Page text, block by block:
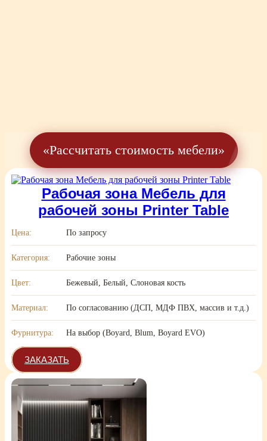
«Рассчитать стоимость мебели»
Рабочая зона Мебель для
рабочей зоны Printer Table
Цена: По запросу
Категория: Рабочие зоны
Цвет: Бежевый, Белый, Слоновая кость
Материал: По согласованию (ДСП, МДФ ПВХ, массив и т.д.)
Фурнитура: На выбор (Boyard, Blum, Boyard EVO)
ЗАКАЗАТЬ